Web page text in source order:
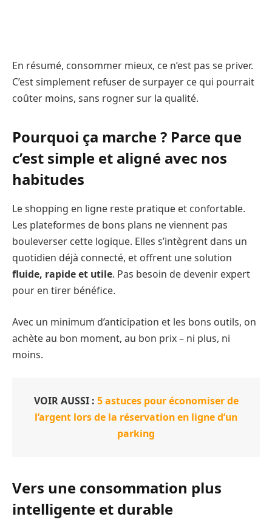
En résumé, consommer mieux, ce n’est pas se priver.
C’est simplement refuser de surpayer ce qui pourrait
coûter moins, sans rogner sur la qualité.
Pourquoi ça marche ? Parce que
c’est simple et aligné avec nos
habitudes
Le shopping en ligne reste pratique et confortable.
Les plateformes de bons plans ne viennent pas
bouleverser cette logique. Elles s’intègrent dans un
quotidien déjà connecté, et offrent une solution
fluide, rapide et utile. Pas besoin de devenir expert
pour en tirer bénéfice.
Avec un minimum d’anticipation et les bons outils, on
achète au bon moment, au bon prix – ni plus, ni
moins.
VOIR AUSSI : 5 astuces pour économiser de
l’argent lors de la réservation en ligne d’un
parking
Vers une consommation plus
intelligente et durable